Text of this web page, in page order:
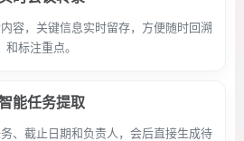
容，关键信息实时留存，方便随时回溯
和标注重点。
能任务提取
、截止日期和负责人，会后直接生成待